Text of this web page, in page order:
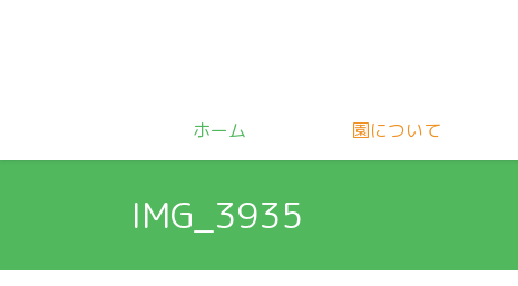
ホーム 園について
IMG_3935